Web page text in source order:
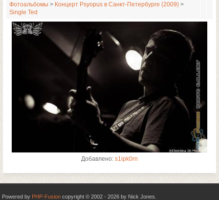
Фотоальбомы > Концерт Psyopus в Санкт-Петербурге (2009) >
Single Ted
Добавлено: s1ipk0rn
Powered by PHP-Fusion copyright © 2002 - 2026 by Nick Jones.